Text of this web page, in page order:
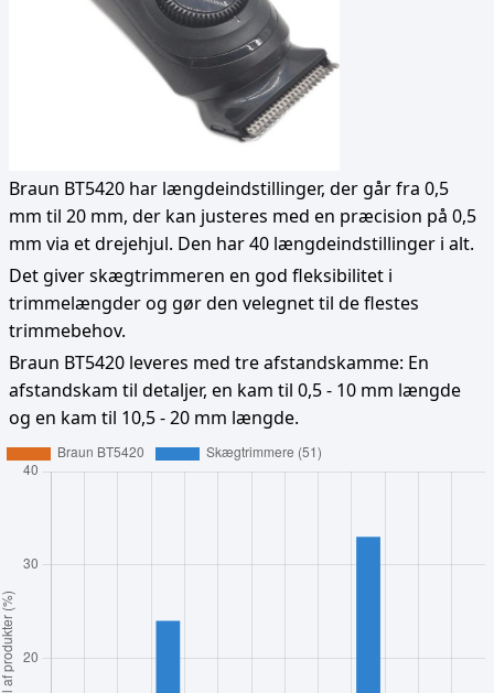
Braun BT5420 har længdeindstillinger, der går fra 0,5
mm til 20 mm, der kan justeres med en præcision på 0,5
mm via et drejehjul. Den har 40 længdeindstillinger i alt.
Det giver skægtrimmeren en god fleksibilitet i
trimmelængder og gør den velegnet til de flestes
trimmebehov.
Braun BT5420 leveres med tre afstandskamme: En
afstandskam til detaljer, en kam til 0,5 - 10 mm længde
og en kam til 10,5 - 20 mm længde.